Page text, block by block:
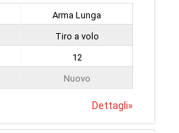
Arma Lunga
Tiro a volo
12
Nuovo
Dettagli»